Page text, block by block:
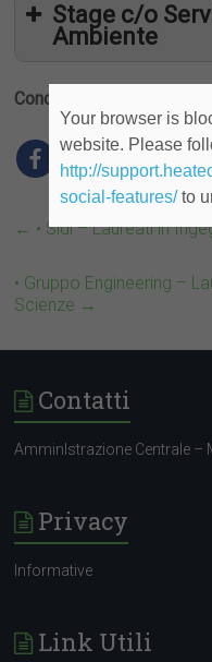
Stage c/o
Ambiente
Condividi
← • Sidi – Laureati in
• Gruppo Engineering –
Scienze →
Contatti
AmminIstrazione Centrale –
Privacy
Informative
Link Utili
Your browser is
website. Please
http://
social-features/to